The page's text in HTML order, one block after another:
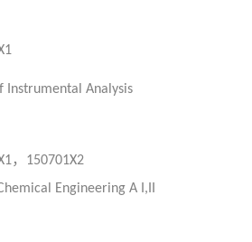
Instrumental Analysis
，
150701X2
Engineering A I,II